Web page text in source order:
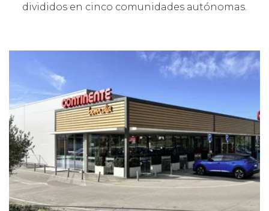
divididos en cinco comunidades autónomas.